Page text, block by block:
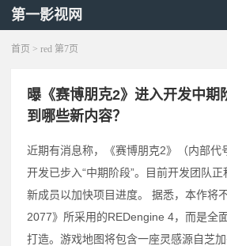
第一影视网
首页 > red 第7页
曝《赛博朋克2》进入开发中期
到哪些新内容？
近期有消息称，《赛博朋克2》（内部代
开发已步入“中期阶段”。目前开发团队
新成员以加快项目进度。 据悉，本作将
2077》所采用的REDengine 4，而是全
打造。游戏地图将包含一座灵感源自芝加